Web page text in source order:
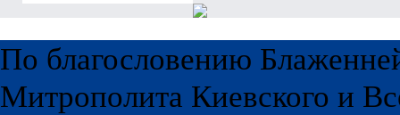
По благословению
Митрополита Киевского и